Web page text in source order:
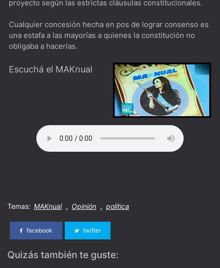
proyecto según las estrictas cláusulas constitucionales.
Cualquier concesión hecha en pos de lograr consenso es
una estafa a las mayorías a quienes la constitución no
obligaba a hacerlas.
Escuchá el MAKnual
Temas: MAKnual , Opinión , política
facebook twitter
Quizás también te guste: